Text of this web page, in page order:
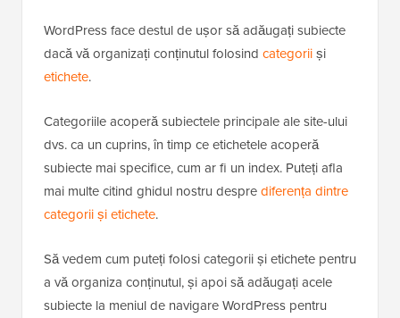
WordPress face destul de ușor să adăugați subiecte
dacă vă organizați conținutul folosind categoriiși
etichete.
Categoriile acoperă subiectele principale ale site-ului
dvs. ca un cuprins, în timp ce etichetele acoperă
subiecte mai specifice, cum ar fi un index. Puteți afla
mai multe citind ghidul nostru desprediferența dintre
categorii și etichete.
Să vedem cum puteți folosi categorii și etichete pentru
a vă organiza conținutul, și apoi să adăugați acele
subiecte la meniul de navigare WordPress pentru